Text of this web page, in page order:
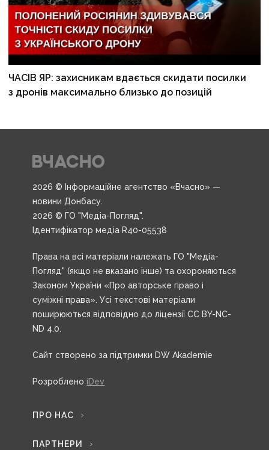
ЧАСІВ ЯР: захисникам вдається скидати посилки
з дронів максимально близько до позицій
2026 © Інформаційне агентство «Вчасно» —
новини Донбасу.
2026 © ГО "Медіа-Погляд".
Ідентифікатор медіа R40-05538
Права на всі матеріали належать ГО "Медіа-
Погляд" (якщо не вказано інше) та охороняються
Законом України «Про авторське право і
суміжні права». Усі текстові матеріали
поширюються відповідно до ліцензії CC BY-NC-
ND 4.0.
Сайт створено за підтримки DW Akademie
Розроблено iDev
ПРО НАС
ПАРТНЕРИ